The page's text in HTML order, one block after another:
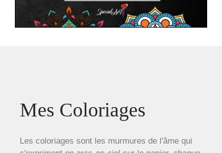
Mes Coloriages
Les coloriages sont les murmures de l'âme qui